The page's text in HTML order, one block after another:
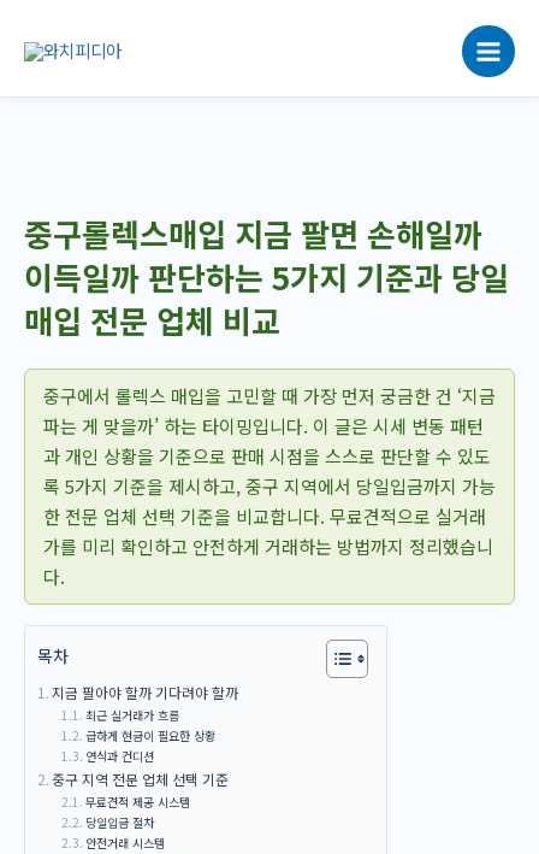
로
중구롤렉스매입 지금 팔면 손해일까
이득일까 판단하는 5가지 기준과 당일
매입 전문 업체 비교
중구에서 롤렉스 매입을 고민할 때 가장 먼저 궁금한 건 ‘지금
파는 게 맞을까’ 하는 타이밍입니다. 이 글은 시세 변동 패턴
과 개인 상황을 기준으로 판매 시점을 스스로 판단할 수 있도
록 5가지 기준을 제시하고, 중구 지역에서 당일입금까지 가능
한 전문 업체 선택 기준을 비교합니다. 무료견적으로 실거래
가를 미리 확인하고 안전하게 거래하는 방법까지 정리했습니
다.
목차
지금 팔아야 할까 기다려야 할까
최근 실거래가 흐름
급하게 현금이 필요한 상황
연식과 컨디션
중구 지역 전문 업체 선택 기준
무료견적 제공 시스템
당일입금 절차
안전거래 시스템